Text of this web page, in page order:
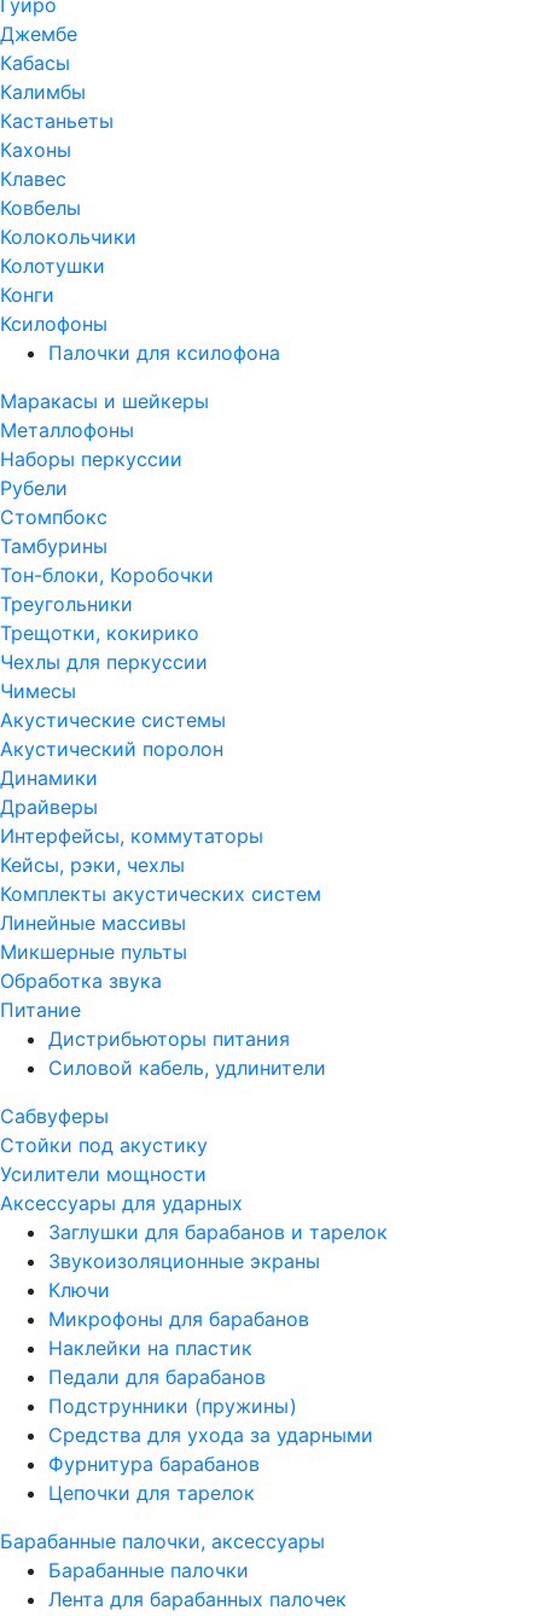
Гуиро
Джембе
Кабасы
Калимбы
Кастаньеты
Кахоны
Клавес
Ковбелы
Колокольчики
Колотушки
Конги
Ксилофоны
Палочки для ксилофона
Маракасы и шейкеры
Металлофоны
Наборы перкуссии
Рубели
Стомпбокс
Тамбурины
Тон-блоки, Коробочки
Треугольники
Трещотки, кокирико
Чехлы для перкуссии
Чимесы
Акустические системы
Акустический поролон
Динамики
Драйверы
Интерфейсы, коммутаторы
Кейсы, рэки, чехлы
Комплекты акустических систем
Линейные массивы
Микшерные пульты
Обработка звука
Питание
Дистрибьюторы питания
Силовой кабель, удлинители
Сабвуферы
Стойки под акустику
Усилители мощности
Аксессуары для ударных
Заглушки для барабанов и тарелок
Звукоизоляционные экраны
Ключи
Микрофоны для барабанов
Наклейки на пластик
Педали для барабанов
Подструнники (пружины)
Средства для ухода за ударными
Фурнитура барабанов
Цепочки для тарелок
Барабанные палочки, аксессуары
Барабанные палочки
Лента для барабанных палочек